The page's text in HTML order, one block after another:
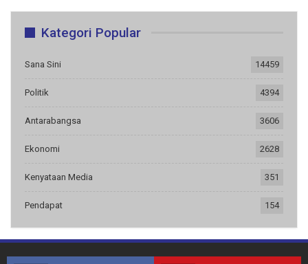
Kategori Popular
Sana Sini 14459
Politik 4394
Antarabangsa 3606
Ekonomi 2628
Kenyataan Media 351
Pendapat 154